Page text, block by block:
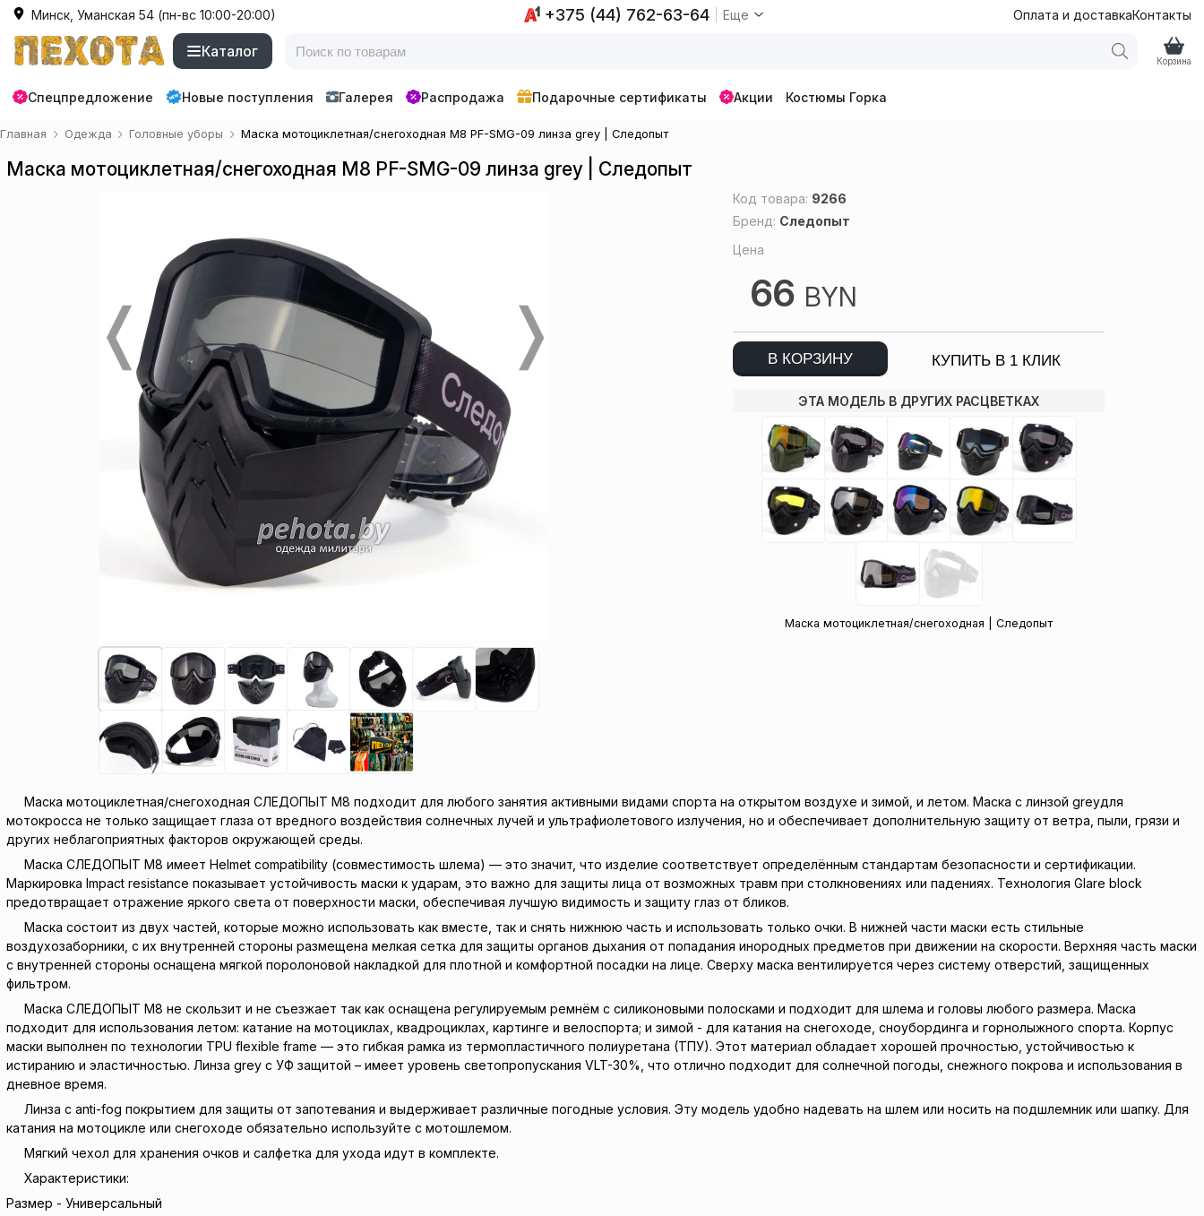
Минск, Уманская 54 (пн-вс 10:00-20:00) +375 (44) 762-63-64 Еще Оплата и доставкаКонтакты
Каталог
Корзина
Спецпредложение Новые поступления Галерея Распродажа Подарочные сертификаты Акции Костюмы Горка
Главная Одежда Головные уборы Маска мотоциклетная/снегоходная M8 PF-SMG-09 линза grey | Следопыт
Маска мотоциклетная/снегоходная M8 PF-SMG-09 линза grey | Следопыт
Код товара: 9266
Бренд: Следопыт
Цена
66 BYN
В КОРЗИНУ КУПИТЬ В 1 КЛИК
ЭТА МОДЕЛЬ В ДРУГИХ РАСЦВЕТКАХ
Маска мотоциклетная/снегоходная | Следопыт
Маска мотоциклетная/снегоходная СЛЕДОПЫТ M8 подходит для любого занятия активными видами спорта на открытом воздухе и зимой, и летом. Маска с линзой greyдля
мотокросса не только защищает глаза от вредного воздействия солнечных лучей и ультрафиолетового излучения, но и обеспечивает дополнительную защиту от ветра, пыли, грязи и
других неблагоприятных факторов окружающей среды.
Маска СЛЕДОПЫТ M8 имеет Helmet compatibility (совместимость шлема) — это значит, что изделие соответствует определённым стандартам безопасности и сертификации.
Маркировка Impact resistance показывает устойчивость маски к ударам, это важно для защиты лица от возможных травм при столкновениях или падениях. Технология Glare block
предотвращает отражение яркого света от поверхности маски, обеспечивая лучшую видимость и защиту глаз от бликов.
Маска состоит из двух частей, которые можно использовать как вместе, так и снять нижнюю часть и использовать только очки. В нижней части маски есть стильные
воздухозаборники, с их внутренней стороны размещена мелкая сетка для защиты органов дыхания от попадания инородных предметов при движении на скорости. Верхняя часть маски
с внутренней стороны оснащена мягкой поролоновой накладкой для плотной и комфортной посадки на лице. Сверху маска вентилируется через систему отверстий, защищенных
фильтром.
Маска СЛЕДОПЫТ M8 не скользит и не съезжает так как оснащена регулируемым ремнём с силиконовыми полосками и подходит для шлема и головы любого размера. Маска
подходит для использования летом: катание на мотоциклах, квадроциклах, картинге и велоспорта; и зимой - для катания на снегоходе, сноубординга и горнолыжного спорта. Корпус
маски выполнен по технологии TPU flexible frame — это гибкая рамка из термопластичного полиуретана (ТПУ). Этот материал обладает хорошей прочностью, устойчивостью к
истиранию и эластичностью. Линза grey с УФ защитой – имеет уровень светопропускания VLT-30%, что отлично подходит для солнечной погоды, снежного покрова и использования в
дневное время.
Линза с anti-fog покрытием для защиты от запотевания и выдерживает различные погодные условия. Эту модель удобно надевать на шлем или носить на подшлемник или шапку. Для
катания на мотоцикле или снегоходе обязательно используйте с мотошлемом.
Мягкий чехол для хранения очков и салфетка для ухода идут в комплекте.
Характеристики:
Размер - Универсальный